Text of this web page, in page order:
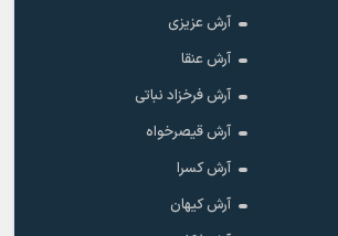
آرش عزیزی
آرش عنقا
آرش فرخزاد نباتی
آرش قیصرخواه
آرش کسرا
آرش کیهان